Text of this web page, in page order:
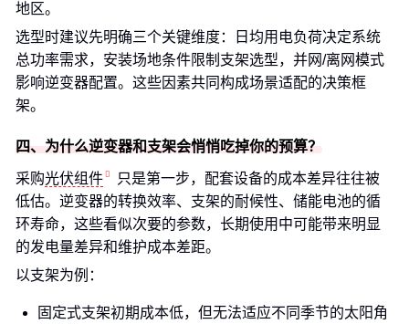
地区。
选型时建议先明确三个关键维度：日均用电负荷决定系统
总功率需求，安装场地条件限制支架选型，并网/离网模式
影响逆变器配置。这些因素共同构成场景适配的决策框
架。
四、为什么逆变器和支架会悄悄吃掉你的预算？
采购光伏组件
只是第一步，配套设备的成本差异往往被
低估。逆变器的转换效率、支架的耐候性、储能电池的循
环寿命，这些看似次要的参数，长期使用中可能带来明显
的发电量差异和维护成本差距。
以支架为例：
固定式支架初期成本低，但无法适应不同季节的太阳角